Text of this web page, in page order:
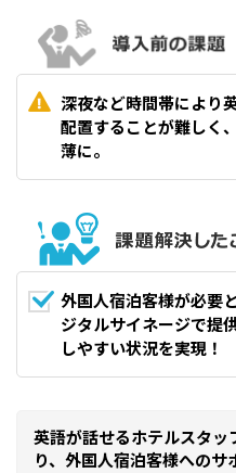
深夜など時間帯により
配置することが難しく
薄に。
外国人宿泊客様が必要
ジタルサイネージで提
しやすい状況を実現！
英語が話せるホテルスタ
り、外国人宿泊客様へのサ